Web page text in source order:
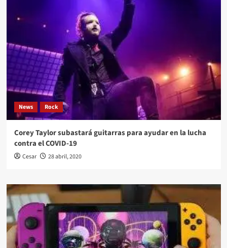
News Rock
Corey Taylor subastará guitarras para ayudar en la lucha
contra el COVID-19
Cesar 28 abril, 2020